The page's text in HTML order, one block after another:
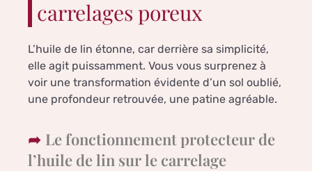
carrelages poreux
L’huile de lin étonne, car derrière sa simplicité,
elle agit puissamment. Vous vous surprenez à
voir une transformation évidente d’un sol oublié,
une profondeur retrouvée, une patine agréable.
Le fonctionnement protecteur de
l’huile de lin sur le carrelage